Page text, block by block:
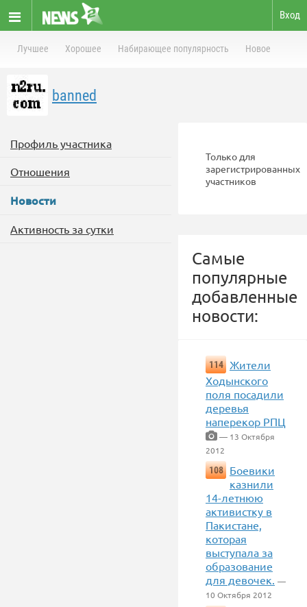
Вход
Лучшее Хорошее Набирающее популярность Новое
banned
Профиль участника
Отношения
Новости
Активность за сутки
Только для
зарегистрированных
участников
Самые
популярные
добавленные
новости:
114
Жители
Ходынского
поля посадили
деревья
наперекор РПЦ
— 13 Октября
2012
108
Боевики
казнили
14-летнюю
активистку в
Пакистане,
которая
выступала за
образование
для девочек. —
10 Октября 2012